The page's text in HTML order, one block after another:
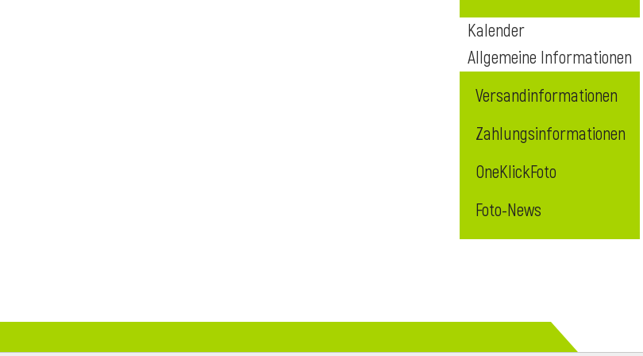
Kalender
Allgemeine Informationen
Versandinformationen
Zahlungsinformationen
OneKlickFoto
Foto-News